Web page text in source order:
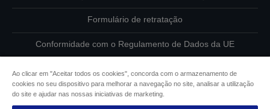
Formulário de retratação
Conformidade com o Regulamento de Dados da UE
Informações sobre cookies
Ao clicar em "Aceitar todos os cookies", concorda com o armazenamento de
cookies no seu dispositivo para melhorar a navegação no site, analisar a utilização
do site e ajudar nas nossas iniciativas de marketing.